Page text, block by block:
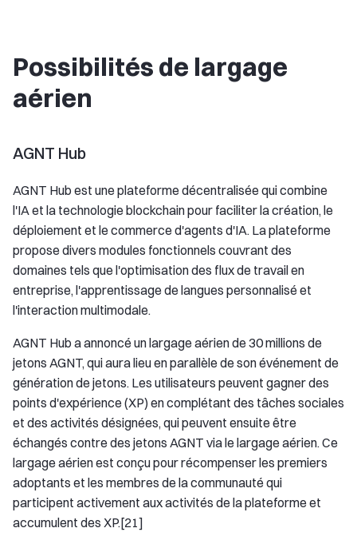
Possibilités de largage
aérien
AGNT Hub
AGNT Hub est une plateforme décentralisée qui combine
l'IA et la technologie blockchain pour faciliter la création, le
déploiement et le commerce d'agents d'IA. La plateforme
propose divers modules fonctionnels couvrant des
domaines tels que l'optimisation des flux de travail en
entreprise, l'apprentissage de langues personnalisé et
l'interaction multimodale.
AGNT Hub a annoncé un largage aérien de 30 millions de
jetons AGNT, qui aura lieu en parallèle de son événement de
génération de jetons. Les utilisateurs peuvent gagner des
points d'expérience (XP) en complétant des tâches sociales
et des activités désignées, qui peuvent ensuite être
échangés contre des jetons AGNT via le largage aérien. Ce
largage aérien est conçu pour récompenser les premiers
adoptants et les membres de la communauté qui
participent activement aux activités de la plateforme et
accumulent des XP.[21]